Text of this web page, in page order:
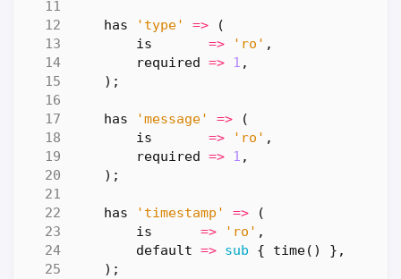
has 'type' =>
(
is
=> 'ro' ,
required => 1 ,
);
has 'message' =>
(
is
=> 'ro' ,
required => 1 ,
);
has 'timestamp' =>
(
is
=> 'ro' ,
default => sub { time()
},
);